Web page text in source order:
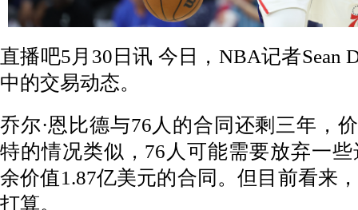
直播吧5月30日讯 今日，NBA记者Sean
中的交易动态。
乔尔·恩比德与76人的合同还剩三年，
特的情况类似，76人可能需要放弃一
余价值1.87亿美元的合同。但目前看来
打算。